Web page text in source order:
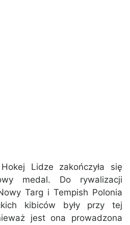
Lidze zakończyła się
medal. Do rywalizacji
Targ i Tempish Polonia
kibiców były przy tej
jest ona prowadzona